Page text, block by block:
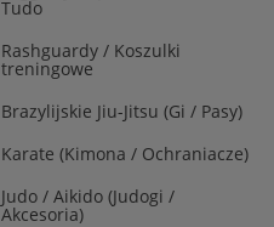
Tudo
Rashguardy / Koszulki
treningowe
Brazylijskie Jiu-Jitsu (Gi / Pasy)
Karate (Kimona / Ochraniacze)
Judo / Aikido (Judogi /
Akcesoria)